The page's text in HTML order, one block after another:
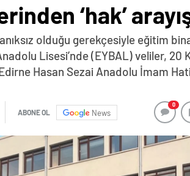
‘hak’
olduğu gerekçesiyle eğitim
Lisesi’nde (EYBAL) veliler,
Hasan Sezai Anadolu İmam
ABONE OL News
0